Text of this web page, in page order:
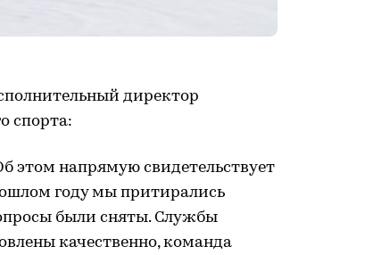
директор
спорта:
этом напрямую свидетельствует
году мы притирались
были сняты. Службы
качественно, команда